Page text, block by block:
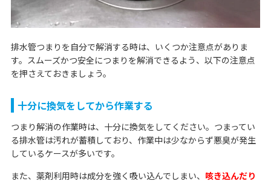
排水管つまりを自分で解消する時は、いくつか注意点がありま
す。スムーズかつ安全につまりを解消できるよう、以下の注意点
を押さえておきましょう。
十分に換気をしてから作業する
つまり解消の作業時は、十分に換気をしてください。つまってい
る排水管は汚れが蓄積しており、作業中は少なからず悪臭が発生
しているケースが多いです。
また、薬剤利用時は成分を強く吸い込んでしまい、 咳き込んだり